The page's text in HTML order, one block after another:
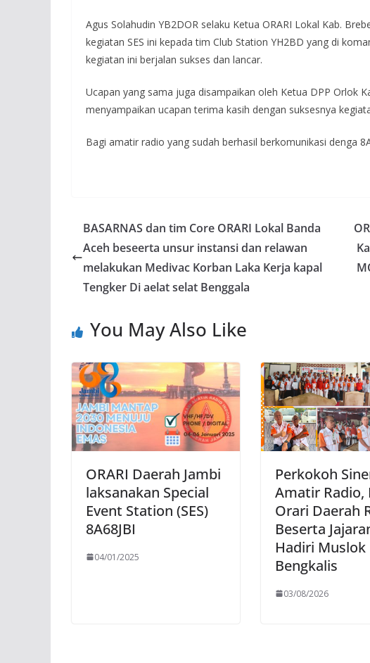
Agus Solahudin YB2DOR selaku Ketua ORARI Lokal Kab.
kegiatan SES ini kepada tim Club Station YH2BD yang di
kegiatan ini berjalan sukses dan lancar.
Ucapan yang sama juga disampaikan oleh Ketua DPP Orlok
menyampaikan ucapan terima kasih dengan suksesnya
Bagi amatir radio yang sudah berhasil berkomunikasi denga
BASARNAS dan tim Core ORARI Lokal Banda
Aceh beseerta unsur instansi dan relawan
melakukan Medivac Korban Laka Kerja kapal
Tengker Di aelat selat Benggala
You May Also Like
ORARI Daerah Jambi
laksanakan Special
Event Station (SES)
8A68JBI
04/01/2025
Perkokoh
Amatir Radio,
Orari Daerah
Beserta
Hadiri Muslok
Bengkalis
03/08/2026